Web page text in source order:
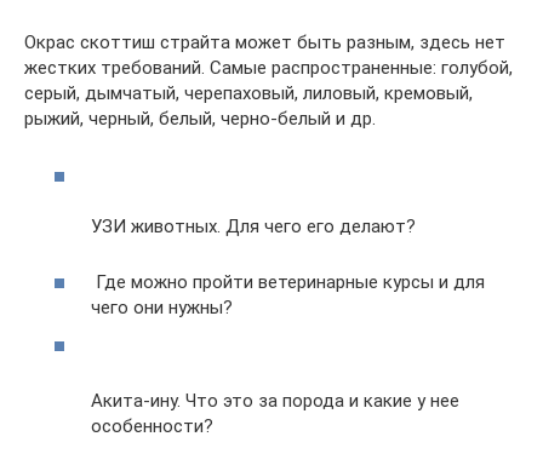
Окрас скоттиш страйта может быть разным, здесь нет
жестких требований. Самые распространенные: голубой,
серый, дымчатый, черепаховый, лиловый, кремовый,
рыжий, черный, белый, черно-белый и др.
УЗИ животных. Для чего его делают?
Где можно пройти ветеринарные курсы и для
чего они нужны?
Акита-ину. Что это за порода и какие у нее
особенности?